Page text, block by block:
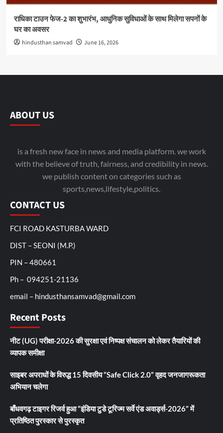
राधिका टाउन फेज-2 का शुभारंभ, आधुनिक सुविधाओं के साथ मिलेगा सपनों के
घर का अवसर
hindusthan samvad June 16, 2026
ABOUT US
is a fresh new face in news and media platform. we work
with the believe of truth, fairness, and credibility in news.
we publish content on categories such as
sports,news,lifestyle,politics.
CONTACT US
FCI ROAD KASTURBA WARD
DIST – SEONI (M.P.)
PIN – 480661
Ph – 094251-21136
email – hindusthansamvad@gmail.com
Recent Posts
नीट (UG) परीक्षा-2026 की सुरक्षा एवं निष्पक्ष संचालन को लेकर तैयारियों की
व्यापक समीक्षा
साइबर अपराधों के विरुद्ध 15 दिवसीय “Safe Click 2.0” वृहद जनजागरूकता
अभियान चलेगा
बाँधवगढ़ टाइगर रिजर्व हुआ “इंडिया टुडे टूरिज्म सर्वे एंड अवार्ड्स-2026” में
प्रतिष्ठित पुरस्कार से पुरस्कृत